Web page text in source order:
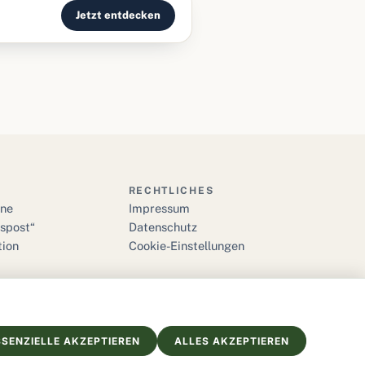
Jetzt entdecken
RECHTLICHES
Impressum
Datenschutz
Cookie-Einstellungen
AKZEPTIEREN ALLES AKZEPTIEREN